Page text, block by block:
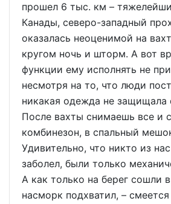
прошел 6 тыс. км –
Канады, северо-западный
оказалась неоценимой на
кругом ночь и шторм. А вот
функции ему исполнять не
несмотря на то, что люди
никакая одежда не защищала
После вахты снимаешь все и
комбинезон, в спальный
Удивительно, что никто из
заболел, были только
А как только на берег сошли
насморк подхватил, –